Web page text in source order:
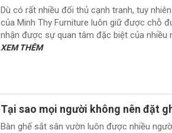
Dù có rất nhiều đối thủ cạnh tranh, tuy
của Minh Thy Furniture luôn giữ được chỗ
nhận được sự quan tâm đặc biệt của nhiều
XEM THÊM
Tại sao mọi người không nên đặt
Bàn ghế sắt sân vườn luôn được nhiều